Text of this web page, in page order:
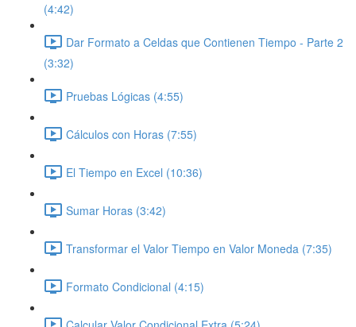
(4:42)
Dar Formato a Celdas que Contienen Tiempo - Parte 2
(3:32)
Pruebas Lógicas (4:55)
Cálculos con Horas (7:55)
El Tiempo en Excel (10:36)
Sumar Horas (3:42)
Transformar el Valor Tiempo en Valor Moneda (7:35)
Formato Condicional (4:15)